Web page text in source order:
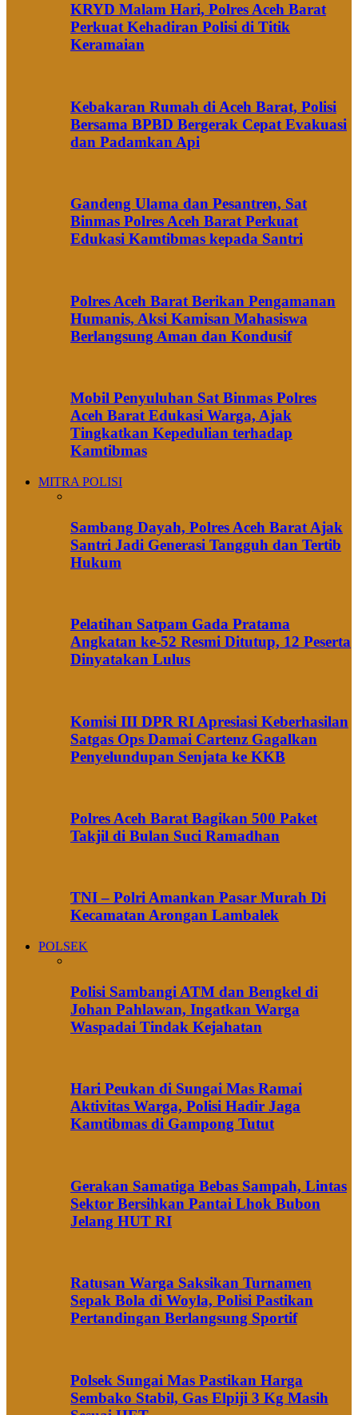
KRYD Malam Hari, Polres Aceh Barat
Perkuat Kehadiran Polisi di Titik
Keramaian
Kebakaran Rumah di Aceh Barat, Polisi
Bersama BPBD Bergerak Cepat Evakuasi
dan Padamkan Api
Gandeng Ulama dan Pesantren, Sat
Binmas Polres Aceh Barat Perkuat
Edukasi Kamtibmas kepada Santri
Polres Aceh Barat Berikan Pengamanan
Humanis, Aksi Kamisan Mahasiswa
Berlangsung Aman dan Kondusif
Mobil Penyuluhan Sat Binmas Polres
Aceh Barat Edukasi Warga, Ajak
Tingkatkan Kepedulian terhadap
Kamtibmas
MITRA POLISI
Sambang Dayah, Polres Aceh Barat Ajak
Santri Jadi Generasi Tangguh dan Tertib
Hukum
Pelatihan Satpam Gada Pratama
Angkatan ke-52 Resmi Ditutup, 12 Peserta
Dinyatakan Lulus
Komisi III DPR RI Apresiasi Keberhasilan
Satgas Ops Damai Cartenz Gagalkan
Penyelundupan Senjata ke KKB
Polres Aceh Barat Bagikan 500 Paket
Takjil di Bulan Suci Ramadhan
TNI – Polri Amankan Pasar Murah Di
Kecamatan Arongan Lambalek
POLSEK
Polisi Sambangi ATM dan Bengkel di
Johan Pahlawan, Ingatkan Warga
Waspadai Tindak Kejahatan
Hari Peukan di Sungai Mas Ramai
Aktivitas Warga, Polisi Hadir Jaga
Kamtibmas di Gampong Tutut
Gerakan Samatiga Bebas Sampah, Lintas
Sektor Bersihkan Pantai Lhok Bubon
Jelang HUT RI
Ratusan Warga Saksikan Turnamen
Sepak Bola di Woyla, Polisi Pastikan
Pertandingan Berlangsung Sportif
Polsek Sungai Mas Pastikan Harga
Sembako Stabil, Gas Elpiji 3 Kg Masih